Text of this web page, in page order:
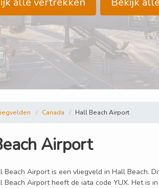
Canada Hall Beach Airport
Airport
Beach Airport is een vliegveld in Hall Beach.
Beach Airport heeft de iata code YUX. Het is